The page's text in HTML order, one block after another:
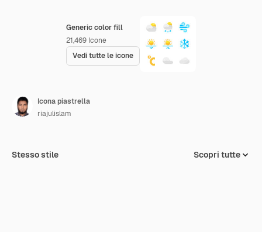
Generic color fill
21,469 Icone
Vedi tutte le icone
Icona piastrella
riajulislam
Stesso stile Scopri tutte